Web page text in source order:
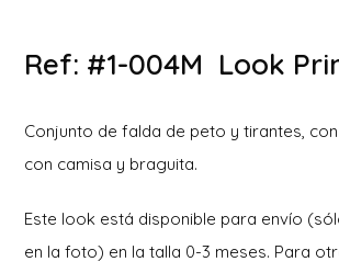
Ref: #1-004M Look
Conjunto de falda de peto y tirantes,
con camisa y braguita.
Este look está disponible para envío
en la foto) en la talla 0-3 meses. Para